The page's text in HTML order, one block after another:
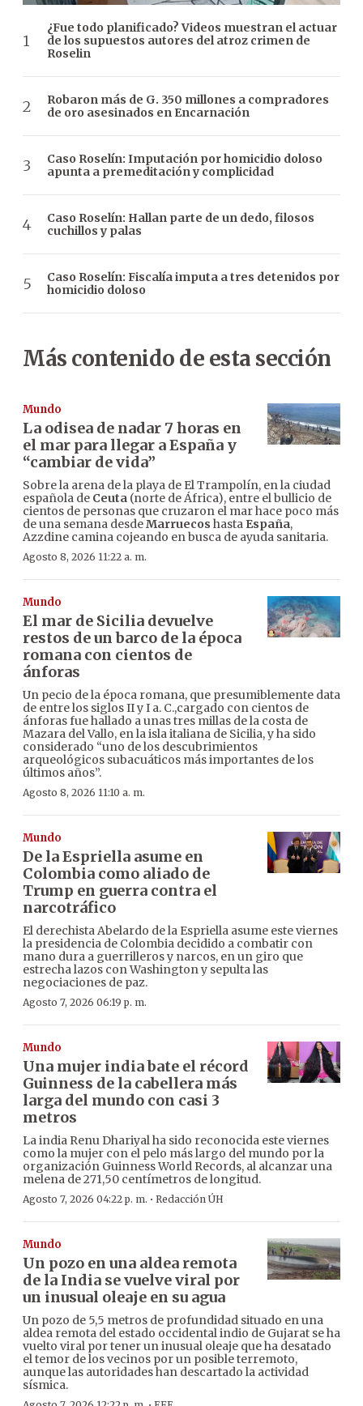
¿Fue todo planificado? Videos muestran el actuar
de los supuestos autores del atroz crimen de
Roselin
Robaron más de G. 350 millones a compradores
de oro asesinados en Encarnación
Caso Roselín: Imputación por homicidio doloso
apunta a premeditación y complicidad
Caso Roselín: Hallan parte de un dedo, filosos
cuchillos y palas
Caso Roselín: Fiscalía imputa a tres detenidos por
homicidio doloso
Más contenido de esta sección
Mundo
La odisea de nadar 7 horas en
el mar para llegar a España y
“cambiar de vida”
Sobre la arena de la playa de El Trampolín, en la ciudad
española de Ceuta (norte de África), entre el bullicio de
cientos de personas que cruzaron el mar hace poco más
de una semana desdeMarruecos hasta España,
Azzdine camina cojeando en busca de ayuda sanitaria.
Agosto 8, 2026 11:22 a. m.
Mundo
El mar de Sicilia devuelve
restos de un barco de la época
romana con cientos de
ánforas
Un pecio de la época romana, que presumiblemente data
de entre los siglos II y I a. C.,cargado con cientos de
ánforas fue hallado a unas tres millas de la costa de
Mazara del Vallo, en la isla italiana de Sicilia, y ha sido
considerado “uno de los descubrimientos
arqueológicos subacuáticos más importantes de los
últimos años”.
Agosto 8, 2026 11:10 a. m.
Mundo
De la Espriella asume en
Colombia como aliado de
Trump en guerra contra el
narcotráfico
El derechista Abelardo de la Espriella asume este viernes
la presidencia de Colombia decidido a combatir con
mano dura a guerrilleros y narcos, en un giro que
estrecha lazos con Washington y sepulta las
negociaciones de paz.
Agosto 7, 2026 06:19 p. m.
Mundo
Una mujer india bate el récord
Guinness de la cabellera más
larga del mundo con casi 3
metros
La india Renu Dhariyal ha sido reconocida este viernes
como la mujer con el pelo más largo del mundo por la
organización Guinness World Records, al alcanzar una
melena de 271,50 centímetros de longitud.
Agosto 7, 2026 04:22 p. m. · Redacción ÚH
Mundo
Un pozo en una aldea remota
de la India se vuelve viral por
un inusual oleaje en su agua
Un pozo de 5,5 metros de profundidad situado en una
aldea remota del estado occidental indio de Gujarat se ha
vuelto viral por tener un inusual oleaje que ha desatado
el temor de los vecinos por un posible terremoto,
aunque las autoridades han descartado la actividad
sísmica.